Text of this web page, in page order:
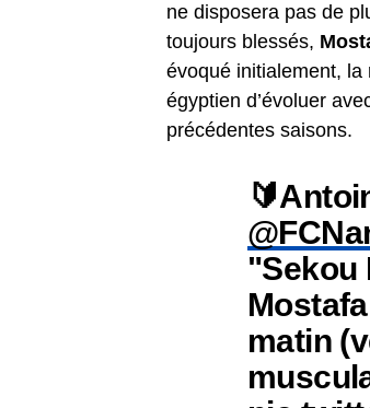
ne disposera pas de
toujours blessés,
évoqué initialement, la
égyptien d’évoluer
précédentes saisons.
"Sekou
matin